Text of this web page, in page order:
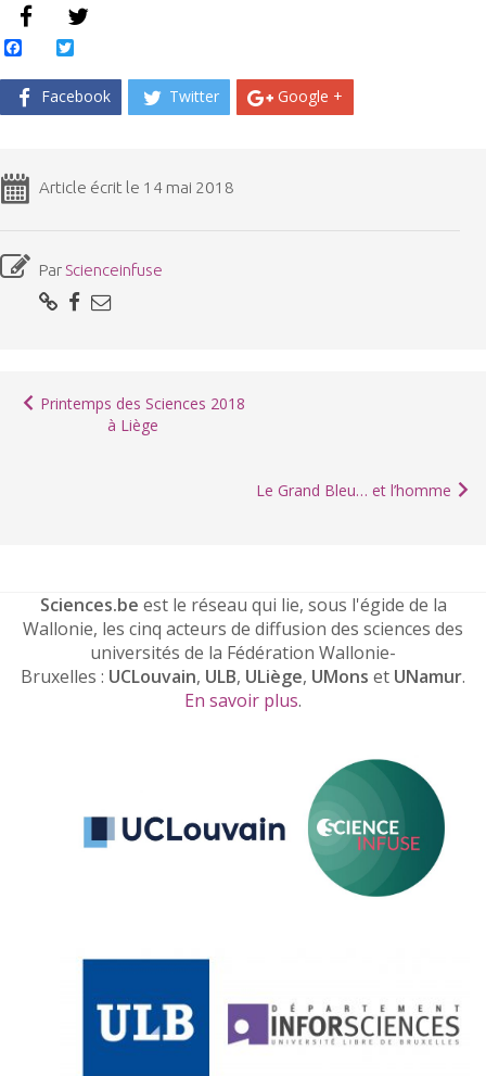
Facebook
Facebook Twitter Google +
Article écrit le 14 mai 2018
Par Scienceinfuse
Printemps des Sciences 2018
à Liège
Le Grand Bleu… et l’homme
Sciences.be est le réseau qui lie, sous l'égide de la
Wallonie, les cinq acteurs de diffusion des sciences des
universités de la Fédération Wallonie-
Bruxelles : UCLouvain, ULB, ULiège, UMons et UNamur.
En savoir plus.